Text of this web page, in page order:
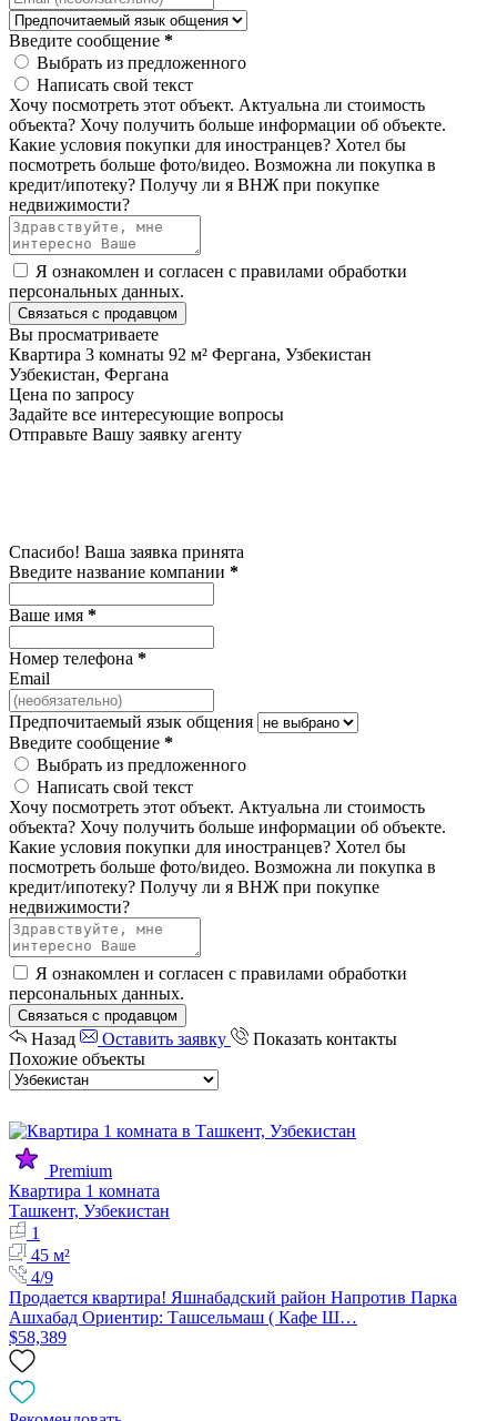
Введите сообщение *
Выбрать из предложенного
Написать свой текст
Хочу посмотреть этот объект. Актуальна ли стоимость
объекта? Хочу получить больше информации об объекте.
Какие условия покупки для иностранцев? Хотел бы
посмотреть больше фото/видео. Возможна ли покупка в
кредит/ипотеку? Получу ли я ВНЖ при покупке
недвижимости?
Я ознакомлен и согласен с правилами обработки
персональных данных.
Связаться с продавцом
Вы просматриваете
Квартира 3 комнаты 92 м² Фергана, Узбекистан
Узбекистан, Фергана
Цена по запросу
Задайте все интересующие вопросы
Отправьте Вашу заявку агенту
Спасибо! Ваша заявка принята
Введите название компании *
Ваше имя *
Номер телефона *
Email
Предпочитаемый язык общения
Введите сообщение *
Выбрать из предложенного
Написать свой текст
Хочу посмотреть этот объект. Актуальна ли стоимость
объекта? Хочу получить больше информации об объекте.
Какие условия покупки для иностранцев? Хотел бы
посмотреть больше фото/видео. Возможна ли покупка в
кредит/ипотеку? Получу ли я ВНЖ при покупке
недвижимости?
Я ознакомлен и согласен с правилами обработки
персональных данных.
Связаться с продавцом
Назад Оставить заявку
Показать контакты
Похожие объекты
Premium
Квартира 1 комната
Ташкент, Узбекистан
1
45 м²
4/9
Продается квартира! Яшнабадский район Напротив Парка
Ашхабад Ориентир: Ташсельмаш ( Кафе Ш…
$58,389